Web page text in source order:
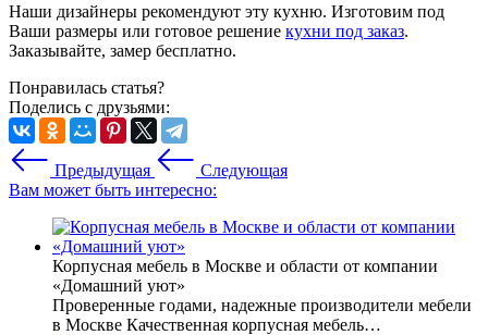
Наши дизайнеры рекомендуют эту кухню. Изготовим под
Ваши размеры или готовое решение кухни под заказ.
Заказывайте, замер бесплатно.
Понравилась статья?
Поделись с друзьями:
Предыдущая
Следующая
Вам может быть интересно:
Корпусная мебель в Москве и области от компании
«Домашний уют»
Проверенные годами, надежные производители мебели
в Москве Качественная корпусная мебель…